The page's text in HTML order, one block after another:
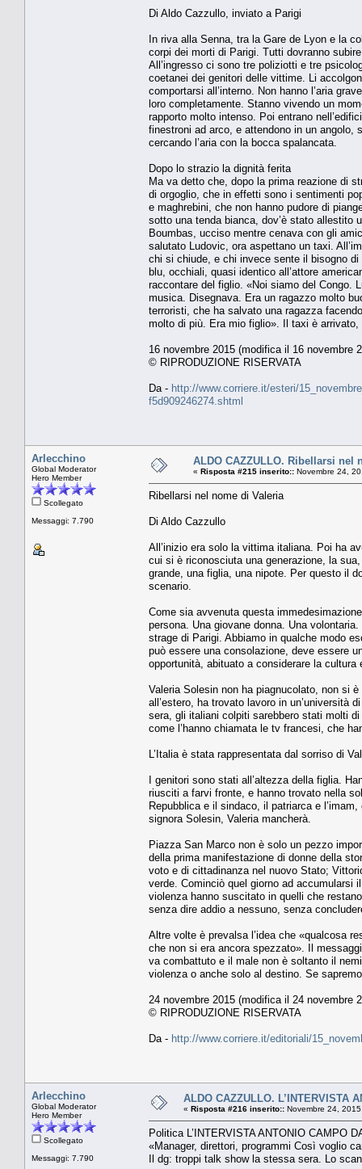
Di Aldo Cazzullo, inviato a Parigi
In riva alla Senna, tra la Gare de Lyon e la
corpi dei morti di Parigi. Tutti dovranno
All’ingresso ci sono tre poliziotti e tre
coetanei dei genitori delle vittime. Li
comportarsi all’interno. Non hanno l’aria
loro completamente. Stanno vivendo un
rapporto molto intenso. Poi entrano
finestroni ad arco, e attendono in un
cercando l’aria con la bocca spalancata.
Dopo lo strazio la dignità ferita
Ma va detto che, dopo la prima reazione di
di orgoglio, che in effetti sono i sentimenti
e maghrebini, che non hanno pudore di
sotto una tenda bianca, dov’è stato allestito
Boumbas, ucciso mentre cenava con gli
salutato Ludovic, ora aspettano un taxi.
chi si chiude, e chi invece sente il bisogno
blu, occhiali, quasi identico all’attore
raccontare del figlio. «Noi siamo del Congo.
musica. Disegnava. Era un ragazzo molto
terroristi, che ha salvato una ragazza
molto di più. Era mio figlio». Il taxi è
16 novembre 2015 (modifica il 16 novembre
© RIPRODUZIONE RISERVATA
Da - http://www.corriere.it/esteri/
f5d909246274.shtml
Arlecchino
Global Moderator
Hero Member
Scollegato
Messaggi: 7.790
ALDO CAZZULLO. Ribellarsi nel
« Risposta #215 inserito:: Novembre 24,
Ribellarsi nel nome di Valeria
Di Aldo Cazzullo
All’inizio era solo la vittima italiana. Poi ha
cui si è riconosciuta una generazione, la
grande, una figlia, una nipote. Per questo il
scenario.
Come sia avvenuta questa
persona. Una giovane donna. Una
strage di Parigi. Abbiamo in qualche modo
può essere una consolazione, deve essere
opportunità, abituato a considerare la
Valeria Solesin non ha piagnucolato, non si
all’estero, ha trovato lavoro in un’università
sera, gli italiani colpiti sarebbero stati molti
come l’hanno chiamata le tv francesi, che
L’Italia è stata rappresentata dal sorriso di
I genitori sono stati all’altezza della figlia.
riusciti a farvi fronte, e hanno trovato nella
Repubblica e il sindaco, il patriarca e
signora Solesin, Valeria mancherà.
Piazza San Marco non è solo un pezzo
della prima manifestazione di donne della
voto e di cittadinanza nel nuovo Stato;
verde. Cominciò quel giorno ad accumularsi
violenza hanno suscitato in quelli che
senza dire addio a nessuno, senza
Altre volte è prevalsa l’idea che «qualcosa
che non si era ancora spezzato». Il
va combattuto e il male non è soltanto il
violenza o anche solo al destino. Se
24 novembre 2015 (modifica il 24 novembre
© RIPRODUZIONE RISERVATA
Da - http://www.corriere.it/editoriali/
Arlecchino
Global Moderator
Hero Member
Scollegato
Messaggi: 7.790
ALDO CAZZULLO. L’INTERVISTA
« Risposta #216 inserito:: Novembre 24,
Politica L’INTERVISTA ANTONIO CAMPO
«Manager, direttori, programmi Così voglio
Il dg: troppi talk show la stessa sera. Lo